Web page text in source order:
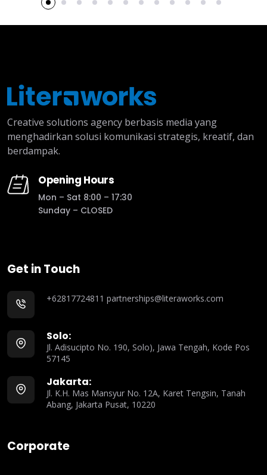
Creative solutions agency berbasis media yang
menghadirkan solusi komunikasi strategis, kreatif, dan
berdampak.
Opening Hours
Mon – Sat 8:00 – 17:30
Sunday – CLOSED
Get in Touch
+62817724811 partnerships@literaworks.com
Solo:
Jl. Adisucipto No. 190, Solo), Jawa Tengah, Kode Pos
57145
Jakarta:
Jl. K.H. Mas Mansyur No. 12A, Karet Tengsin, Tanah
Abang, Jakarta Pusat, 10220
Corporate